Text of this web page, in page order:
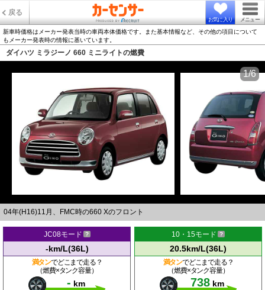
戻る
お気に入り メニュー
新車時価格はメーカー発表当時の車両本体価格です。また基本情報など、その他の項目について
もメーカー発表時の情報に基いています。
ダイハツ ミラジーノ 660 ミニライトの燃費
04年(H16)11月、FMC時の660 Xのフロント
1/6
JC08モード
-km/L(36L)
満タンでどこまで走る？
（燃費×タンク容量）
- km
10・15モード
20.5km/L(36L)
満タンでどこまで走る？
（燃費×タンク容量）
738 km